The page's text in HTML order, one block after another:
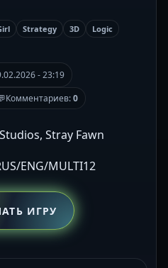
Strategy 3D
Logic
- 23:19
Комментариев:0
Stray Fawn
ENG/MULTI12
ИГРУ